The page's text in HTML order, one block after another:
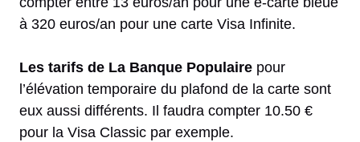
à 320 euros/an pour une carte Visa Infinite.
Les tarifs de La Banque Populaire pour
l’élévation temporaire du plafond de la carte sont
eux aussi différents. Il faudra compter 10.50 €
pour la Visa Classic par exemple.